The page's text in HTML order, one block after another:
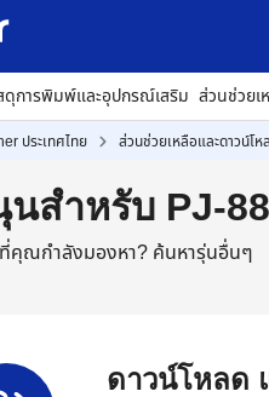
ดุการพิมพ์และอุปกรณ์เสริม ส่วนช่วยเ
ประเทศไทย ส่วนช่วยเหลือและดาวน์โห
สำหรับ PJ-
คุณกำลังมองหา? ค้นหารุ่นอื่นๆ
ดาวน์โหลด